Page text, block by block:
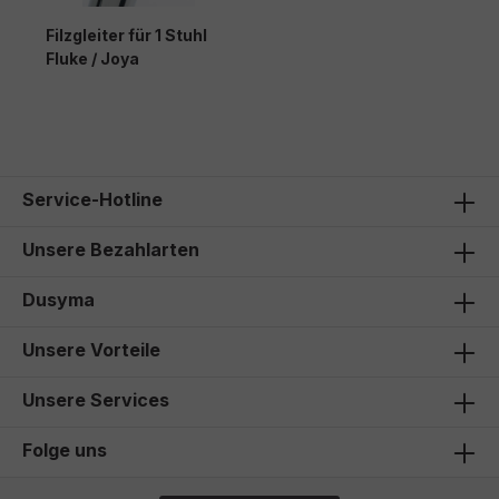
Filzgleiter für 1 Stuhl
Fluke / Joya
Service-Hotline
Unsere Bezahlarten
Dusyma
Unsere Vorteile
Unsere Services
Folge uns